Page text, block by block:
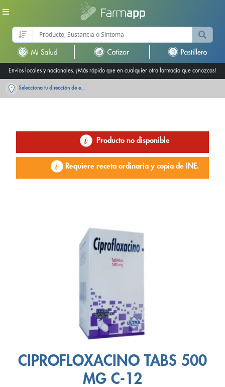
Envíos locales y nacionales. ¡Más rápido que en cualquier otra farmacia que conozcas!
Selecciona tu dirección de entrega
Producto no disponible
Requiere receta ordinaria y copia de INE.
CIPROFLOXACINO TABS 500
MG C-12